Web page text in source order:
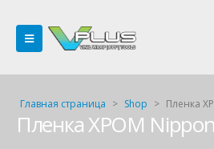
Главная страница > Shop > Пленка
Пленка ХРОМ